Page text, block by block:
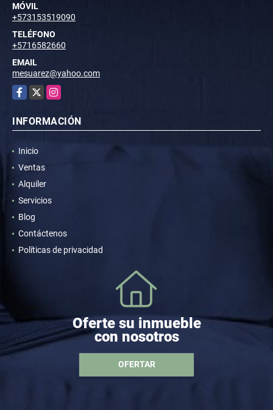
MÓVIL
+573153519090
TELÉFONO
+5716582660
EMAIL
mesuarez@yahoo.com
Facebook
X Instagram
INFORMACIÓN
Inicio
Ventas
Alquiler
Servicios
Blog
Contáctenos
Políticas de privacidad
Oferte su inmueble
con nosotros
OFERTAR